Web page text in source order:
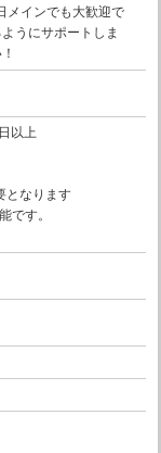
メインでも大歓迎で
うにサポートしま
以上
となります
です。